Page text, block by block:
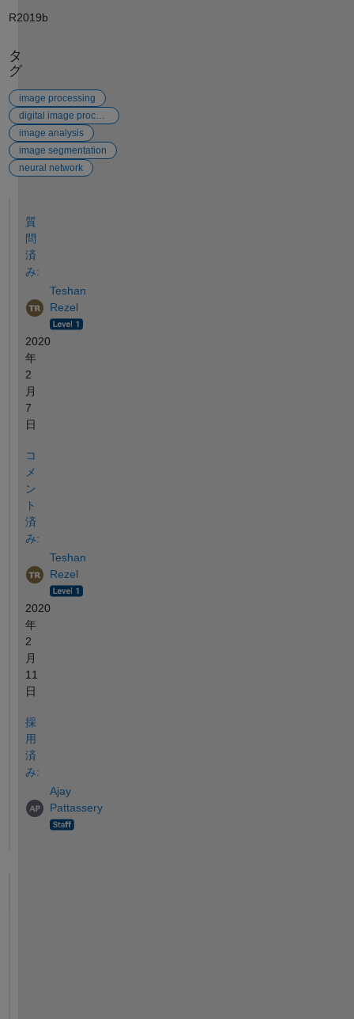
R2019b
タ
グ
image processing
digital image processing
image analysis
image segmentation
neural network
質
問
済
み:
Teshan
Rezel
2020
年
2
月
7
日
コ
メ
ン
ト
済
み:
Teshan
Rezel
2020
年
2
月
11
日
採
用
済
み:
Ajay
Pattassery